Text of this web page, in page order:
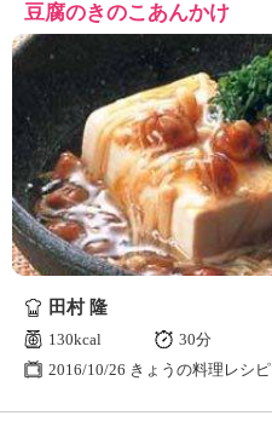
豆腐のきのこあんかけ
田村 隆
130kcal
30分
2016/10/26 きょうの料理レシピ